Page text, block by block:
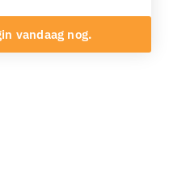
vandaag nog.